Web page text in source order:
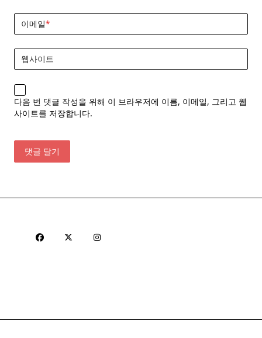
이메일*
웹사이트
다음 번 댓글 작성을 위해 이 브라우저에 이름, 이메일, 그리고 웹
사이트를 저장합니다.